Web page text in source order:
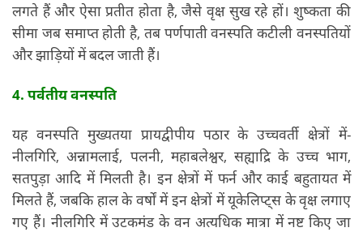
लगते हैं और ऐसा प्रतीत होता है, जैसे वृक्ष सुख रहे हों। शुष्कता की
सीमा जब समाप्त होती है, तब पर्णपाती वनस्पति कटीली वनस्पतियों
और झाड़ियों में बदल जाती हैं।
4. पर्वतीय वनस्पति
यह वनस्पति मुख्यतया प्रायद्वीपीय पठार के उच्चवर्ती क्षेत्रों में-
नीलगिरि, अन्नामलाई, पलनी, महाबलेश्वर, सह्याद्रि के उच्च भाग,
सतपुड़ा आदि में मिलती है। इन क्षेत्रों में फर्न और काई बहुतायत में
मिलते हैं, जबकि हाल के वर्षों में इन क्षेत्रों में यूकेलिप्ट्स के वृक्ष लगाए
गए हैं। नीलगिरि में उटकमंड के वन अत्यधिक मात्रा में नष्ट किए जा